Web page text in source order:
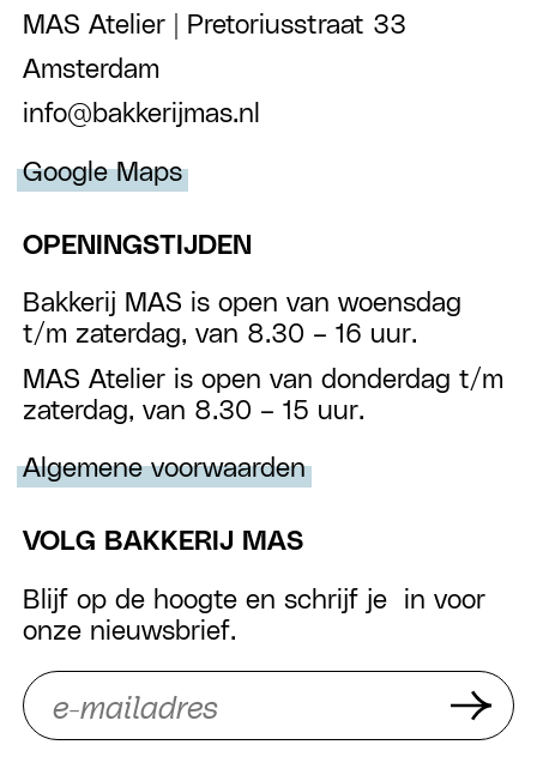
MAS Atelier | Pretoriusstraat 33
Amsterdam
info@bakkerijmas.nl
Google Maps
OPENINGSTIJDEN
Bakkerij MAS is open van woensdag
t/m zaterdag, van 8.30 – 16 uur.
MAS Atelier is open van donderdag t/m
zaterdag, van 8.30 – 15 uur.
Algemene voorwaarden
VOLG BAKKERIJ MAS
Blijf op de hoogte en schrijf je in voor
onze nieuwsbrief.